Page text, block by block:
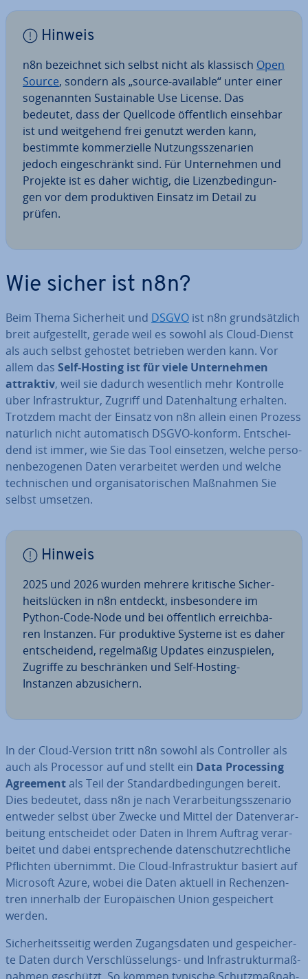
Hinweis
n8n be­zeich­net sich selbst nicht als klassisch Open
Source, sondern als „source-available“ unter einer
so­ge­nann­ten Sus­tainable Use License. Das
bedeutet, dass der Quellcode öf­fent­lich einsehbar
ist und weit­ge­hend frei genutzt werden kann,
bestimmte kom­mer­zi­el­le Nut­zungs­sze­na­ri­en
jedoch ein­ge­schränkt sind. Für Un­ter­neh­men und
Projekte ist es daher wichtig, die Li­zenz­be­din­gun­
gen vor dem pro­duk­ti­ven Einsatz im Detail zu
prüfen.
Wie sicher ist n8n?
Beim Thema Si­cher­heit und DSGVO ist n8n grund­sätz­lich
breit auf­ge­stellt, gerade weil es sowohl als Cloud-Dienst
als auch selbst gehostet betrieben werden kann. Vor
allem das Self-Hosting ist für viele Un­ter­neh­men
attraktiv, weil sie dadurch we­sent­lich mehr Kontrolle
über In­fra­struk­tur, Zugriff und Da­ten­hal­tung erhalten.
Trotzdem macht der Einsatz von n8n allein einen Prozess
natürlich nicht au­to­ma­tisch DSGVO-konform. Ent­schei­
dend ist immer, wie Sie das Tool einsetzen, welche per­so­
nen­be­zo­ge­nen Daten ver­ar­bei­tet werden und welche
tech­ni­schen und or­ga­ni­sa­to­ri­schen Maßnahmen Sie
selbst umsetzen.
Hinweis
2025 und 2026 wurden mehrere kritische Si­cher­
heits­lü­cken in n8n entdeckt, ins­be­son­de­re im
Python-Code-Node und bei öf­fent­lich er­reich­ba­
ren Instanzen. Für pro­duk­ti­ve Systeme ist es daher
ent­schei­dend, re­gel­mä­ßig Updates ein­zu­spie­len,
Zugriffe zu be­schrän­ken und Self-Hosting-
Instanzen ab­zu­si­chern.
In der Cloud-Version tritt n8n sowohl als Con­trol­ler als
auch als Processor auf und stellt ein Data Pro­ces­sing
Agreementals Teil der Stan­dard­be­din­gun­gen bereit.
Dies bedeutet, dass n8n je nach Ver­ar­bei­tungs­sze­na­rio
entweder selbst über Zwecke und Mittel der Da­ten­ver­ar­
bei­tung ent­schei­det oder Daten in Ihrem Auftrag ver­ar­
bei­tet und dabei ent­spre­chen­de da­ten­schutz­recht­li­che
Pflichten übernimmt. Die Cloud-In­fra­struk­tur basiert auf
Microsoft Azure, wobei die Daten aktuell in Re­chen­zen­
tren innerhalb der Eu­ro­päi­schen Union ge­spei­chert
werden.
Si­cher­heits­sei­tig werden Zu­gangs­da­ten und ge­spei­cher­
te Daten durch Ver­schlüs­se­lungs- und In­fra­struk­tur­maß­